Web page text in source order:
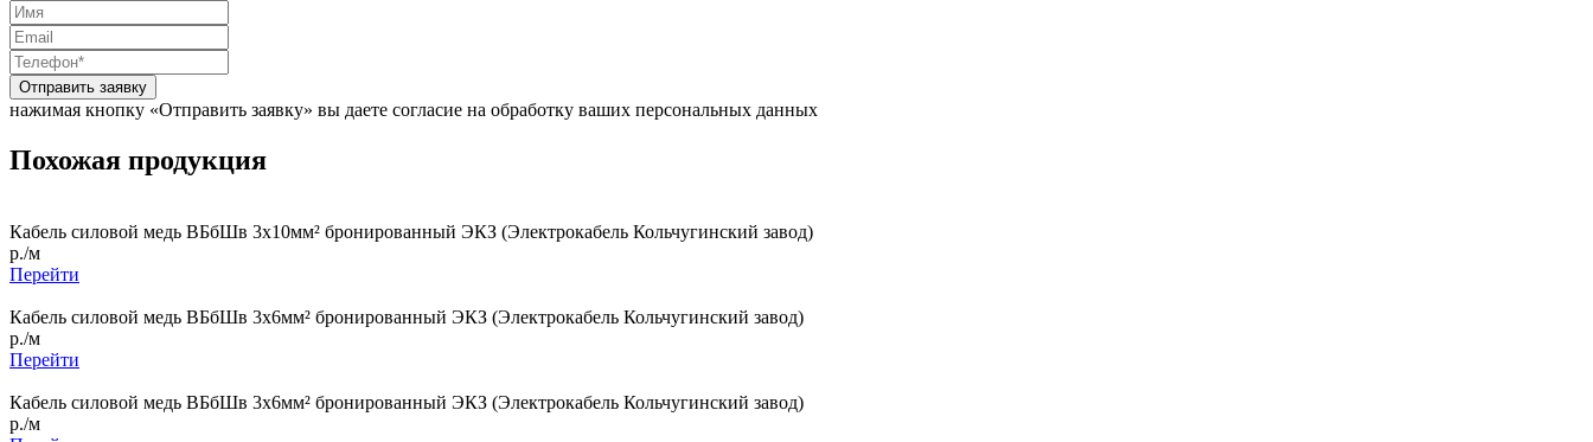
Отправить заявку
нажимая кнопку «Отправить заявку» вы даете согласие на обработку ваших персональных данных
Похожая продукция
Кабель силовой медь ВБбШв 3x10мм² бронированный ЭКЗ (Электрокабель Кольчугинский завод)
р./м
Перейти
Кабель силовой медь ВБбШв 3x6мм² бронированный ЭКЗ (Электрокабель Кольчугинский завод)
р./м
Перейти
Кабель силовой медь ВБбШв 3x6мм² бронированный ЭКЗ (Электрокабель Кольчугинский завод)
р./м